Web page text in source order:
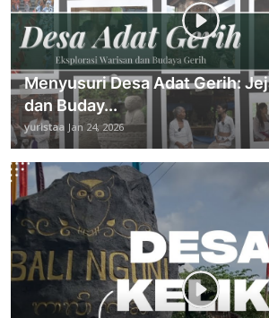
Menyusuri Desa Adat Gerih:
dan Buday...
yuristaaJan 24, 2026